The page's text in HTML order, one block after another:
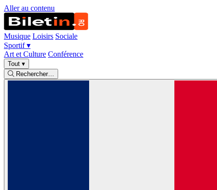
Aller au contenu
Musique Loisirs Sociale
Sportif▾
Art et Culture Conférence
Tout ▾
Rechercher…